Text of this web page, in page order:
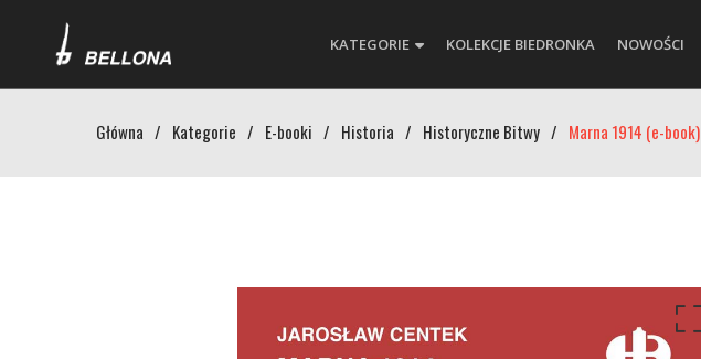
KATEGORIE KOLEKCJE BIEDRONKA NOWOŚCI
Główna / Kategorie / E-booki / Historia / Historyczne Bitwy / Marna 1914 (e-book)